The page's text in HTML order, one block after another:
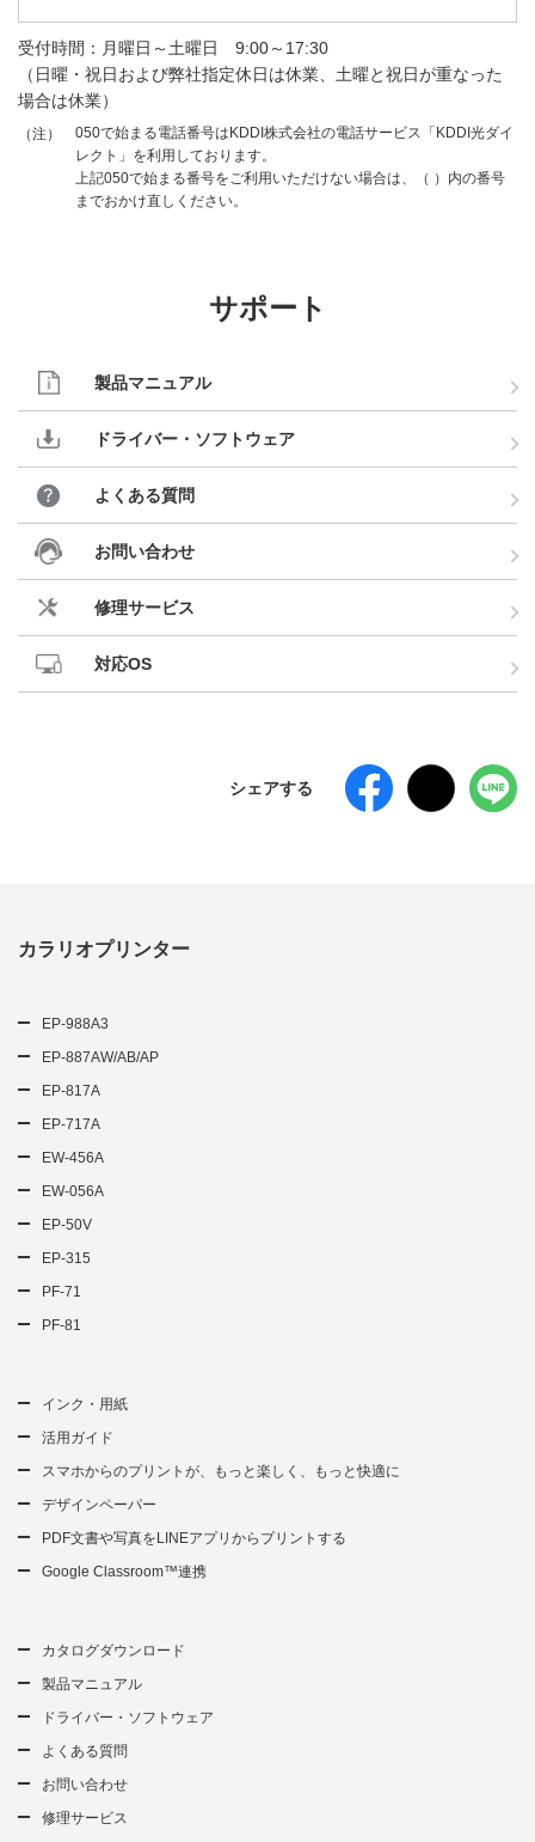
受付時間：月曜日～土曜日 9:00～17:30
（日曜・祝日および弊社指定休日は休業、土曜と祝日が重なった
場合は休業）
（注）
050で始まる電話番号はKDDI株式会社の電話サービス「KDDI光ダイ
レクト」を利用しております。
上記050で始まる番号をご利用いただけない場合は、（ ）内の番号
までおかけ直しください。
サポート
製品マニュアル
ドライバー・ソフトウェア
よくある質問
お問い合わせ
修理サービス
対応OS
シェアする
カラリオプリンター
EP-988A3
EP-887AW/AB/AP
EP-817A
EP-717A
EW-456A
EW-056A
EP-50V
EP-315
PF-71
PF-81
インク・用紙
活用ガイド
スマホからのプリントが、もっと楽しく、もっと快適に
デザインペーパー
PDF文書や写真をLINEアプリからプリントする
Google Classroom™連携
カタログダウンロード
製品マニュアル
ドライバー・ソフトウェア
よくある質問
お問い合わせ
修理サービス